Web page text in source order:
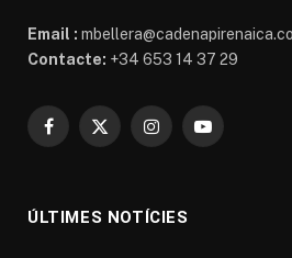
Email :
Contacte: +34 653 14 37 29
Facebook
X
InstagramYouTube
ÚLTIMES NOTÍCIES